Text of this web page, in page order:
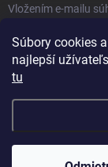
Súbory cookies
najlepší
tu
Vložením e-mailu
Prihlásiť sa
Copyright